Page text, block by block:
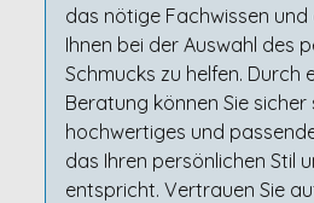
das nötige Fachwissen und
Ihnen bei der Auswahl des
Schmucks zu helfen. Durch
Beratung können Sie sicher
hochwertiges und
das Ihren persönlichen Stil
entspricht. Vertrauen Sie